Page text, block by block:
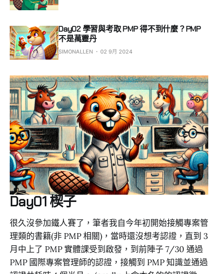
Day02 學習與考取 PMP 得不到什麼？PMP
不是萬靈丹
SIMONALLEN 02 9月 2024
Day01 楔子
很久沒參加鐵人賽了，筆者我自今年初開始接觸專案管
理類的書籍(非 PMP 相關)，當時還沒想考認證，直到 3
月中上了 PMP 實體課受到啟發，到前陣子 7/30 通過
PMP 國際專案管理師的認證，接觸到 PMP 知識並通過